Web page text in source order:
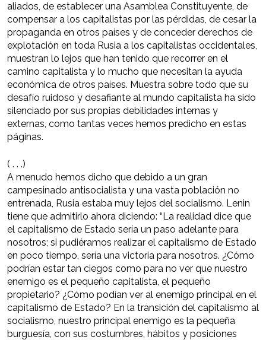
aliados, de establecer una Asamblea Constituyente, de
compensar a los capitalistas por las pérdidas, de cesar la
propaganda en otros países y de conceder derechos de
explotación en toda Rusia a los capitalistas occidentales,
muestran lo lejos que han tenido que recorrer en el
camino capitalista y lo mucho que necesitan la ayuda
económica de otros países. Muestra sobre todo que su
desafío ruidoso y desafiante al mundo capitalista ha sido
silenciado por sus propias debilidades internas y
externas, como tantas veces hemos predicho en estas
páginas.
( . . .)
A menudo hemos dicho que debido a un gran
campesinado antisocialista y una vasta población no
entrenada, Rusia estaba muy lejos del socialismo. Lenin
tiene que admitirlo ahora diciendo: “La realidad dice que
el capitalismo de Estado sería un paso adelante para
nosotros; si pudiéramos realizar el capitalismo de Estado
en poco tiempo, sería una victoria para nosotros. ¿Cómo
podrían estar tan ciegos como para no ver que nuestro
enemigo es el pequeño capitalista, el pequeño
propietario? ¿Cómo podían ver al enemigo principal en el
capitalismo de Estado? En la transición del capitalismo al
socialismo, nuestro principal enemigo es la pequeña
burguesía, con sus costumbres, hábitos y posiciones